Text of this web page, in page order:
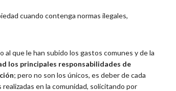
cuando contenga normas ilegales,
que le han subido los gastos comunes y de la
los principales responsabilidades de
; pero no son los únicos, es deber de cada
en la comunidad, solicitando por